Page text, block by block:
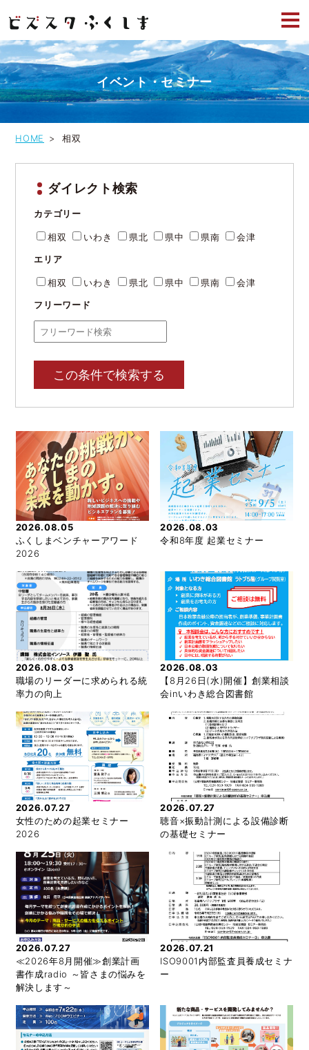
イベント・セミナー
HOME 相双
ダイレクト検索
カテゴリー
相双 いわき 県北 県中 県南
会津
エリア
相双 いわき 県北 県中 県南
会津
フリーワード
この条件で検索する
2026.08.05
ふくしまベンチャーアワード
2026
2026.08.03
令和8年度 起業セミナー
2026.08.03
職場のリーダーに求められる統
率力の向上
2026.08.03
【8月26日(水)開催】創業相談
会inいわき総合図書館
2026.07.27
女性のための起業セミナー
2026
2026.07.27
聴音×振動計測による設備診断
の基礎セミナー
2026.07.27
≪2026年8月開催≫創業計画
書作成radio ～皆さまの悩みを
解決します～
2026.07.21
ISO9001内部監査員養成セミナ
ー
稿
ナ
ビ
ゲ
ー
シ
ン